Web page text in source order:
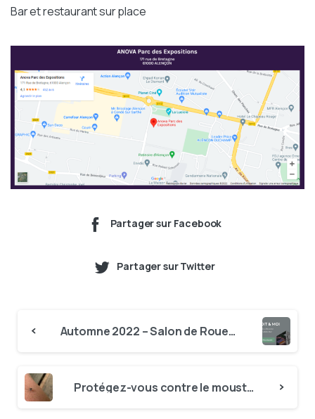
Bar et restaurant sur place
Partager sur Facebook
Partager sur Twitter
Reading
Automne 2022 – Salon de Rouen « Mon toit & moi »
Protégez-vous contre le moustique tigre avec des moustiquaires sur-mesure